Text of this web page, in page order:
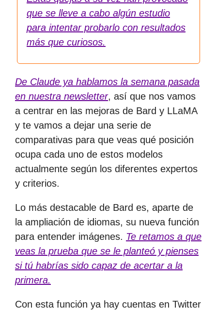
que se lleve a cabo algún estudio
para intentar probarlo con resultados
más que curiosos.
De Claude ya hablamos la semana pasada
en nuestra newsletter, así que nos vamos
a centrar en las mejoras de Bard y LLaMA
y te vamos a dejar una serie de
comparativas para que veas qué posición
ocupa cada uno de estos modelos
actualmente según los diferentes expertos
y criterios.
Lo más destacable de Bard es, aparte de
la ampliación de idiomas, su nueva función
para entender imágenes. Te retamos a que
veas la prueba que se le planteó y pienses
si tú habrías sido capaz de acertar a la
primera.
Con esta función ya hay cuentas en Twitter